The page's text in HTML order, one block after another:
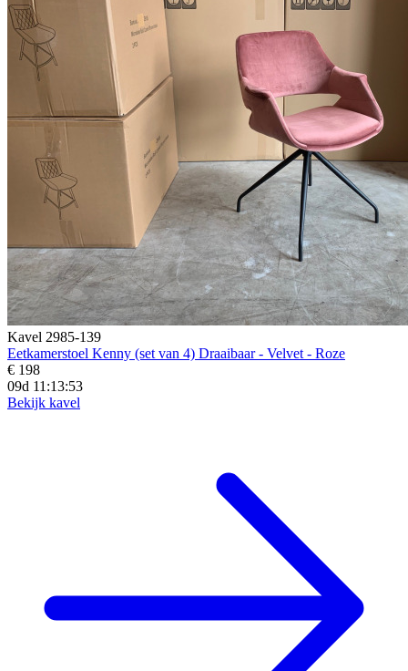
Kavel 2985-139
Eetkamerstoel Kenny (set van 4) Draaibaar - Velvet - Roze
€ 198
09d 11:13:52
Bekijk kavel